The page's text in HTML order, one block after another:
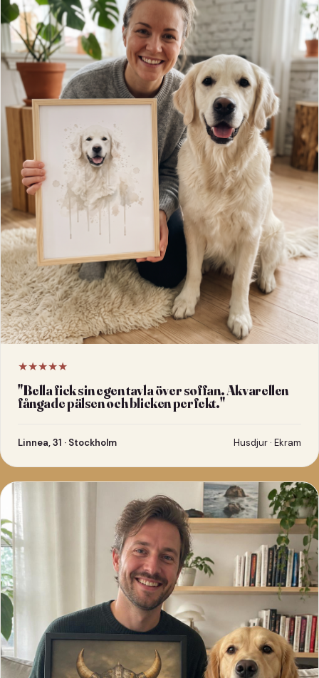
★★★★★
"Bella fick sin egen tavla över soffan. Akvarellen
fångade pälsen och blicken perfekt."
Linnea, 31 · Stockholm Husdjur · Ekram